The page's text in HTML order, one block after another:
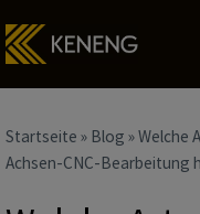
Inhalt
Startseite » Blog »Welche
Achsen-CNC-Bearbeitung